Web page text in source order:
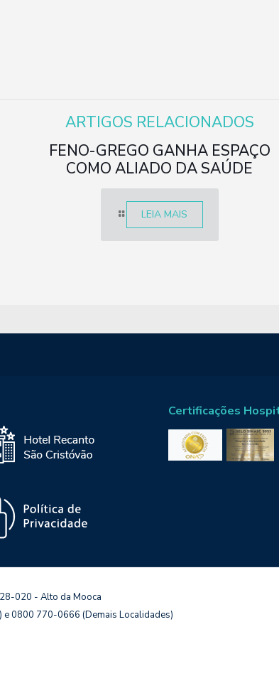
ARTIGOS RELACIONADOS
FENO-GREGO GANHA ESPAÇO
COMO ALIADO DA SAÚDE
LEIA MAIS
Certificações
020 - Alto da Mooca
0800 770-0666 (Demais Localidades)